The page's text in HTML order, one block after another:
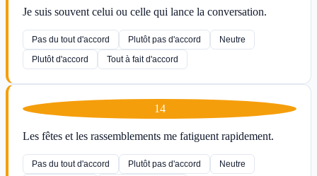
Je suis souvent celui ou celle qui lance la conversation.
Pas du tout d'accord Plutôt pas d'accord
Neutre
Plutôt d'accord
Tout à fait d'accord
14
Les fêtes et les rassemblements me fatiguent rapidement.
Pas du tout d'accord Plutôt pas d'accord
Neutre